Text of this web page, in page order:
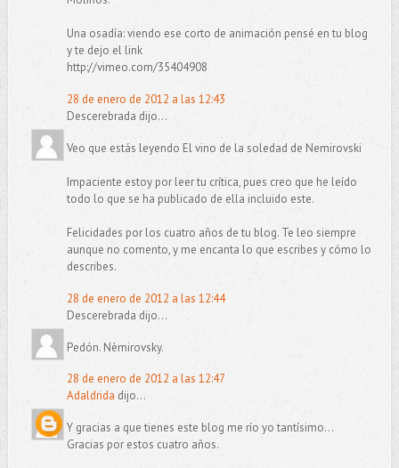
Una osadía: viendo ese corto de animación pensé en tu blog
y te dejo el link
http://vimeo.com/35404908
28 de enero de 2012 a las 12:43
Descerebrada dijo...
Veo que estás leyendo El vino de la soledad de Nemirovski
Impaciente estoy por leer tu crítica, pues creo que he leído
todo lo que se ha publicado de ella incluido este.
Felicidades por los cuatro años de tu blog. Te leo siempre
aunque no comento, y me encanta lo que escribes y cómo lo
describes.
28 de enero de 2012 a las 12:44
Descerebrada dijo...
Pedón. Nèmirovsky.
28 de enero de 2012 a las 12:47
Adaldrida dijo...
Y gracias a que tienes este blog me río yo tantísimo...
Gracias por estos cuatro años.